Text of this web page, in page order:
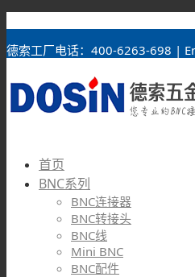
德索工厂电话：400-6263-698 |
首页
BNC系列
BNC连接器
BNC转接头
BNC线
Mini BNC
BNC配件